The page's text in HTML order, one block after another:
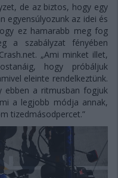
de az biztos, hogy egy
egyensúlyozunk az idei és
ez hamarabb meg fog
a szabályzat fényében
„Ami minket illet,
hogy próbáljuk
eleinte rendelkeztünk.
ebben a ritmusban fogjuk
a legjobb módja annak,
tizedmásodpercet.”